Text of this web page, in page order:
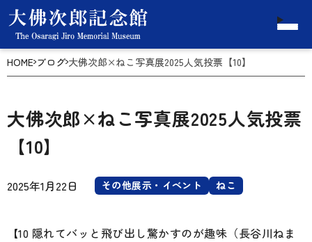
HOME ブログ 大佛次郎×ねこ写真展2025人気投票【10】
大佛次郎×ねこ写真展2025人気投票
【10】
2025年1月22日 その他展示・イベント ねこ
【10 隠れてバッと飛び出し驚かすのが趣味（長谷川ねま